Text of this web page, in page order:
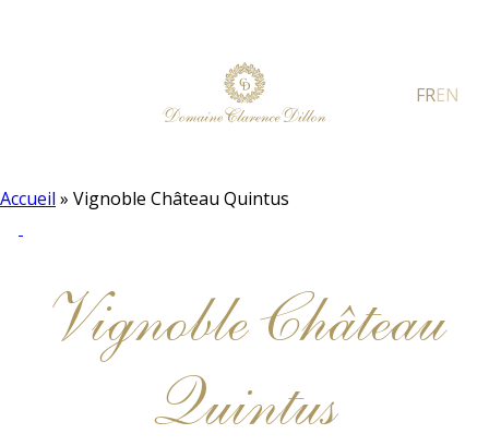
FREN
Accueil » Vignoble Château Quintus
Vignoble Château
Quintus